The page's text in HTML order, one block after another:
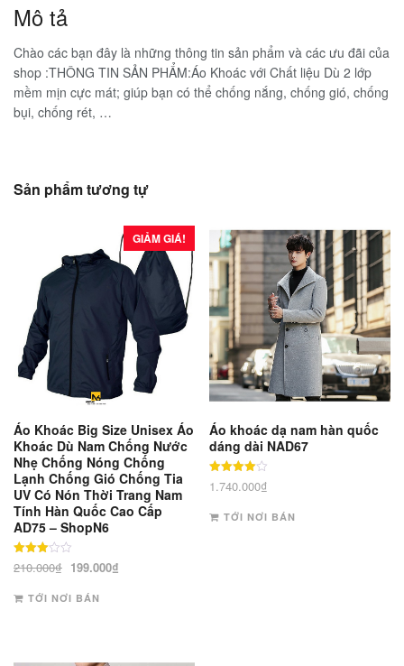
Mô tả
Chào các bạn đây là những thông tin sản phẩm và các ưu đãi của
shop :THÔNG TIN SẢN PHẨM:Áo Khoác với Chất liệu Dù 2 lớp
mềm mịn cực mát; giúp bạn có thể chống nắng, chống gió, chống
bụi, chống rét, …
Sản phẩm tương tự
GIẢM GIÁ!
Áo Khoác Big Size Unisex Áo
Khoác Dù Nam Chống Nước
Nhẹ Chống Nóng Chống
Lạnh Chống Gió Chống Tia
UV Có Nón Thời Trang Nam
Tính Hàn Quốc Cao Cấp
AD75 – ShopN6
Được
xếp
3
210.000₫ Giá
là:
199.000₫
TỚI NƠI BÁN
Áo khoác dạ nam hàn quốc
dáng dài NAD67
Được xếp
hạng
5 sao
1.740.000₫
TỚI NƠI BÁN